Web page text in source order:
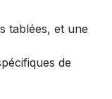
tablées, et une
de